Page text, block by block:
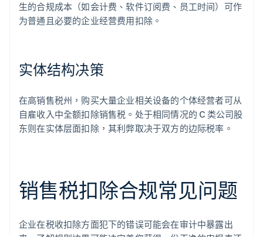
生的合规成本（如会计费、软件订阅费、员工时间）可作
为普通且必要的企业经营费用扣除。
实体结构决策
在高销售税州，购买大量企业相关设备的个体经营者可从
自雇收入中全额扣除销售税。处于相同情况的 C 类公司股
东则在实体层面扣除，其利弊取决于双方的边际税率。
销售税扣除合规常见问题
企业在税收扣除方面犯下的错误可能会在审计中暴露出